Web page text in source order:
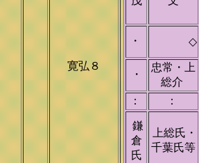
寛弘８
・ ◇
・
忠常・上
総介
：
：
鎌
倉
氏
上総氏・
千葉氏等